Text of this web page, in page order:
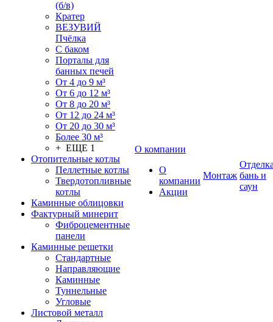
(б/в)
Кратер
ВЕЗУВИЙ
Пчёлка
С баком
Порталы для
банных печей
От 4 до 9 м³
От 6 до 12 м³
От 8 до 20 м³
От 12 до 24 м³
От 20 до 30 м³
Более 30 м³
+ ЕЩЕ 1
Отопительные котлы
Пеллетные котлы
Твердотопливные
котлы
Каминные облицовки
Фактурный минерит
Фиброцементные
панели
Каминные решетки
Стандартные
Направляющие
Каминные
Туннельные
Угловые
Листовой металл
О компании
О
компании
Акции
Монтаж бань и
саун